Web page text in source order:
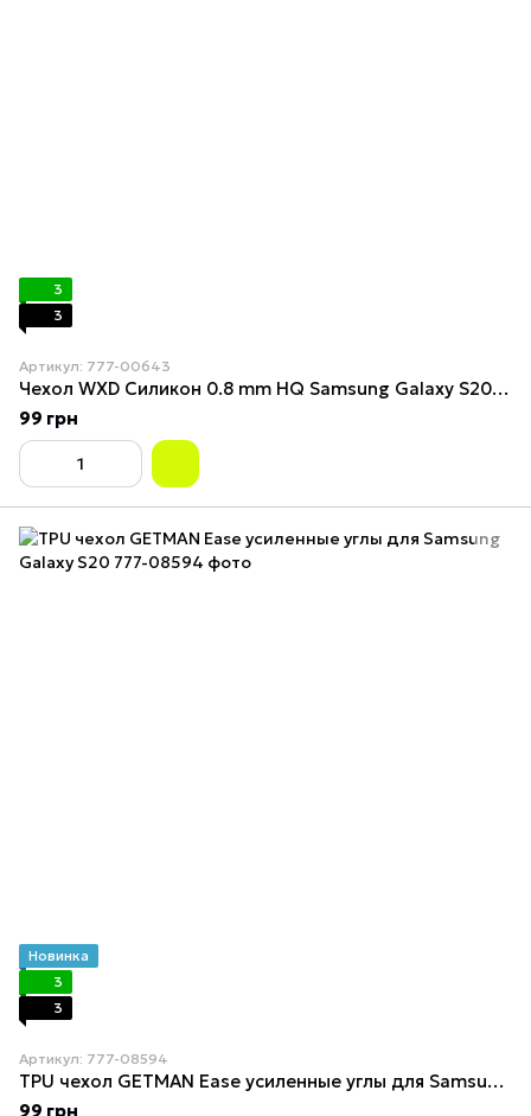
3
3
Артикул: 777-00643
Чехол WXD Силикон 0.8 mm HQ Samsung Galaxy S20 (G980F) Прозрачный
99 грн
Новинка
3
3
Артикул: 777-08594
TPU чехол GETMAN Ease усиленные углы для Samsung Galaxy S20
99 грн